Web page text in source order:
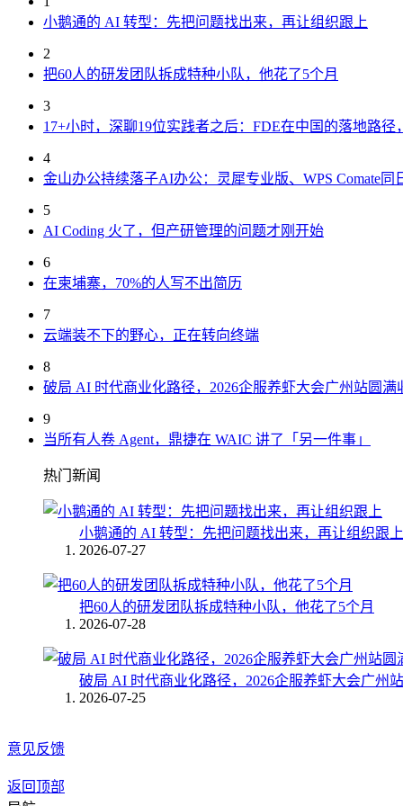
小鹅通的 AI 转型：先把问题找出来，再让组织跟上
2
把60人的研发团队拆成特种小队，他花了5个月
3
17+小时，深聊19位实践者之后：FDE在中国的落地路径
4
金山办公持续落子AI办公：灵犀专业版、WPS Comate同
5
AI Coding 火了，但产研管理的问题才刚开始
6
在柬埔寨，70%的人写不出简历
7
云端装不下的野心，正在转向终端
8
破局 AI 时代商业化路径，2026企服养虾大会广州站圆满
9
当所有人卷 Agent，鼎捷在 WAIC 讲了「另一件事」
热门新闻
小鹅通的 AI 转型：先把问题找出来，再让组织跟上
2026-07-27
把60人的研发团队拆成特种小队，他花了5个月
2026-07-28
破局 AI 时代商业化路径，2026企服养虾大会广州
2026-07-25
意见反馈
返回顶部